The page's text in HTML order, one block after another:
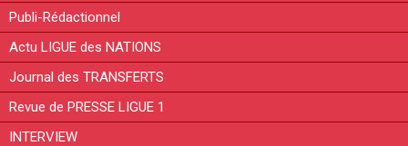
Publi-Rédactionnel
Actu LIGUE des NATIONS
Journal des TRANSFERTS
Revue de PRESSE LIGUE 1
INTERVIEW